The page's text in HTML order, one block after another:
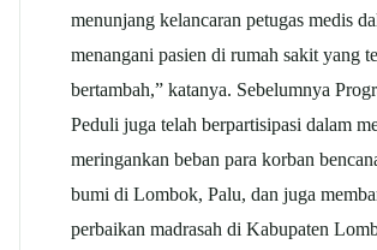
menunjang kelancaran petugas medis
menangani pasien di rumah sakit yang
bertambah,” katanya. Sebelumnya
Peduli juga telah berpartisipasi dalam
meringankan beban para korban
bumi di Lombok, Palu, dan juga
perbaikan madrasah di Kabupaten